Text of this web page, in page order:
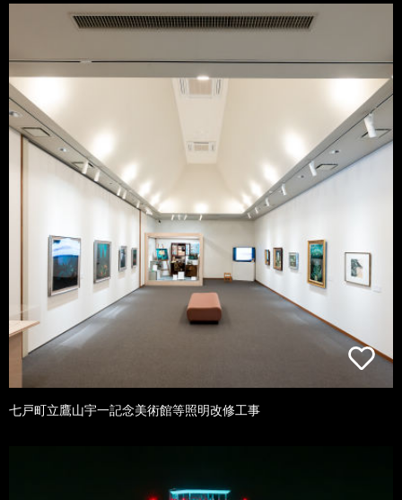
七戸町立鷹山宇一記念美術館等照明改修工事